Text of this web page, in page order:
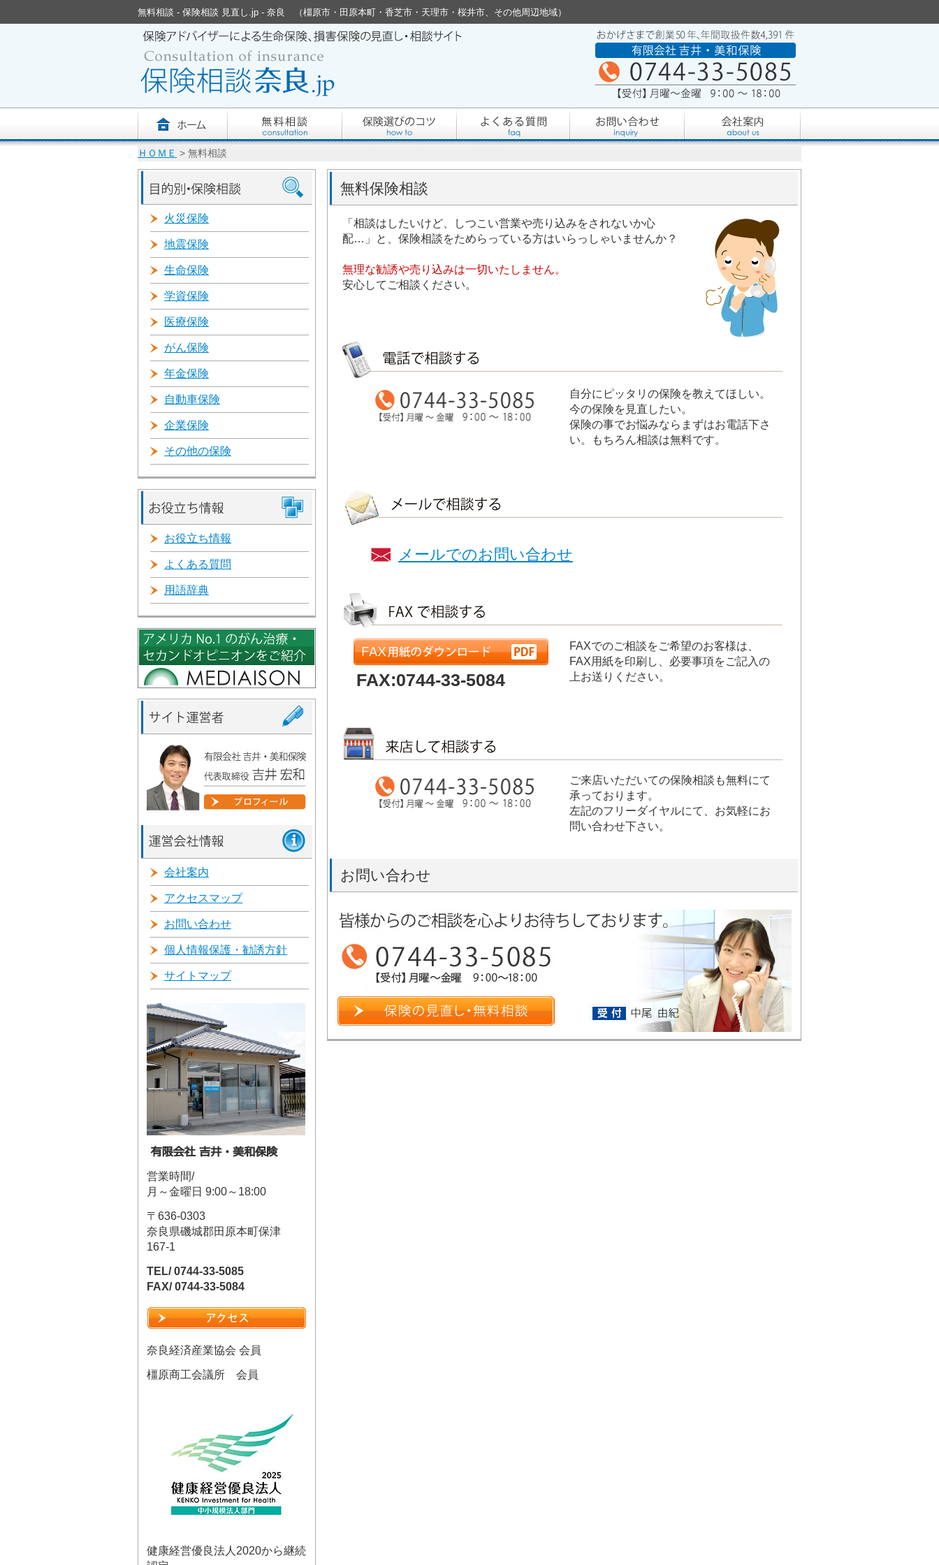
無料相談 - 保険相談 見直し.jp - 奈良 （橿原市・田原本町・香芝市・天理市・桜井市、その他周辺地域）
ＨＯＭＥ > 無料相談
無料保険相談
「相談はしたいけど、しつこい営業や売り込みをされないか心
配…」と、保険相談をためらっている方はいらっしゃいませんか？
無理な勧誘や売り込みは一切いたしません。
安心してご相談ください。
自分にピッタリの保険を教えてほしい。
今の保険を見直したい。
保険の事でお悩みならまずはお電話下さ
い。もちろん相談は無料です。
メールでのお問い合わせ
FAX:0744-33-5084
FAXでのご相談をご希望のお客様は、
FAX用紙を印刷し、必要事項をご記入の
上お送りください。
ご来店いただいての保険相談も無料にて
承っております。
左記のフリーダイヤルにて、お気軽にお
問い合わせ下さい。
お問い合わせ
火災保険
地震保険
生命保険
学資保険
医療保険
がん保険
年金保険
自動車保険
企業保険
その他の保険
お役立ち情報
よくある質問
用語辞典
会社案内
アクセスマップ
お問い合わせ
個人情報保護・勧誘方針
サイトマップ
営業時間/
月～金曜日 9:00～18:00
〒636-0303
奈良県磯城郡田原本町保津
167-1
TEL/ 0744-33-5085
FAX/ 0744-33-5084
奈良経済産業協会 会員
橿原商工会議所 会員
健康経営優良法人2020から継続